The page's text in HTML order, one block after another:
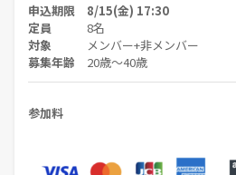
申込期限 8/15(金) 17:30
定員 8名
対象 メンバー+非メンバー
募集年齢 20歳〜40歳
参加料